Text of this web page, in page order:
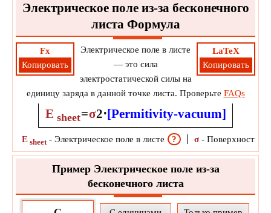
Электрическое поле из-за бесконечного
листа Формула
Fx
Копировать
LaTeX
Копировать
Электрическое поле в листе
— это сила
электростатической силы на
единицу заряда в данной точке листа. Проверьте FAQs
E sheet=σ2⋅[Permitivity-vacuum]
E sheet - Электрическое поле в листе ? σ - Поверхностная
Пример Электрическое поле из-за
бесконечного листа